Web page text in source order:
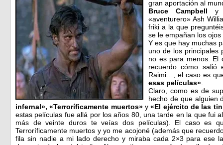
gran aportación al
Bruce Campbell y
«aventurero» Ash
friki a la que
se le empañan los
Y es que hay muchas
uno de los principales
no es para menos. El
recuerdo cómo
Raimi…; el caso es
esas películas»
Claro, como es de
hecho de que alguien
infernal», «Terroríficamente muertos»y«El ejército de las
estas películas fue allá por los años 80, una tarde en la que fui
más de veinte duros te veías dos películas). El caso es
Terroríficamente muertos y yo me acojoné (además que
fila sin nadie a mi lado derecho y miraba cada 2×3 para ese